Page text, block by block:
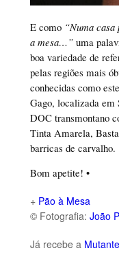
E como “Numa
a mesa…”uma
boa variedade de
pelas regiões mais
conhecidas como
Gago, localizada em
DOC transmontano
Tinta Amarela,
barricas de carvalho.
Bom apetite! •
+ Pão à Mesa
© Fotografia: João
Já recebe a Mutante